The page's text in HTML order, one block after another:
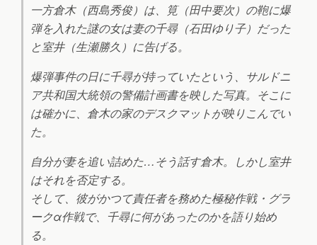
一方倉木（西島秀俊）は、筧（田中要次）の鞄に爆
弾を入れた謎の女は妻の千尋（石田ゆり子）だった
と室井（生瀬勝久）に告げる。
爆弾事件の日に千尋が持っていたという、サルドニ
ア共和国大統領の警備計画書を映した写真。そこに
は確かに、倉木の家のデスクマットが映りこんでい
た。
自分が妻を追い詰めた…そう話す倉木。しかし室井
はそれを否定する。
そして、彼がかつて責任者を務めた極秘作戦・グラ
ークα作戦で、千尋に何があったのかを語り始め
る。